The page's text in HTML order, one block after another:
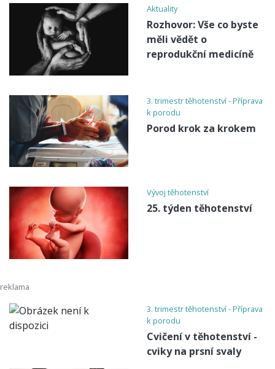
Aktuality
Rozhovor: Vše co byste
měli vědět o
reprodukční medicíně
3. trimestr těhotenství - Příprava
k porodu
Porod krok za krokem
Vývoj těhotenství
25. týden těhotenství
3. trimestr těhotenství - Příprava
k porodu
Cvičení v těhotenství -
cviky na prsní svaly